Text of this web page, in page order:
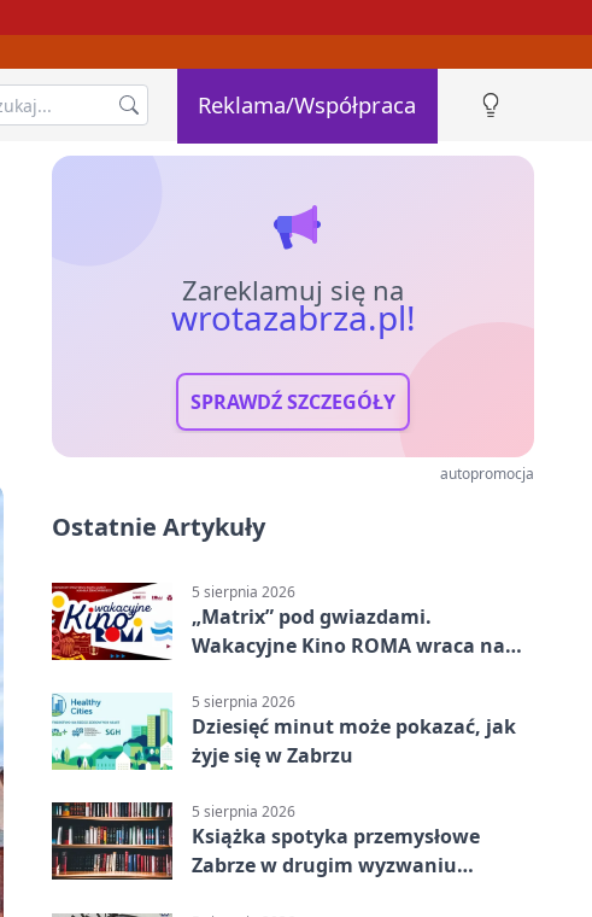
Reklama/Współpraca
Zareklamuj się na
wrotazabrza.pl!
SPRAWDŹ SZCZEGÓŁY
autopromocja
Ostatnie Artykuły
5 sierpnia 2026
„Matrix” pod gwiazdami.
Wakacyjne Kino ROMA wraca na
5 sierpnia 2026
Dziesięć minut może pokazać, jak
żyje się w Zabrzu
5 sierpnia 2026
Książka spotyka przemysłowe
Zabrze w drugim wyzwaniu